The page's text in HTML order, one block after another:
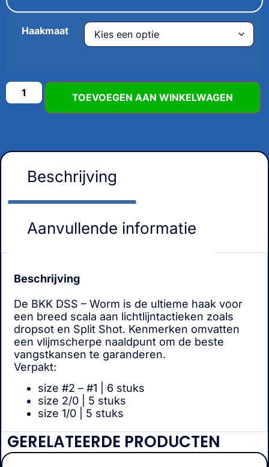
Haakmaat
TOEVOEGEN AAN WINKELWAGEN
Beschrijving
Aanvullende informatie
Beschrijving
De BKK DSS – Worm is de ultieme haak voor
een breed scala aan lichtlijntactieken zoals
dropsot en Split Shot. Kenmerken omvatten
een vlijmscherpe naaldpunt om de beste
vangstkansen te garanderen.
Verpakt:
size #2 – #1 | 6 stuks
size 2/0 | 5 stuks
size 1/0 | 5 stuks
GERELATEERDE PRODUCTEN